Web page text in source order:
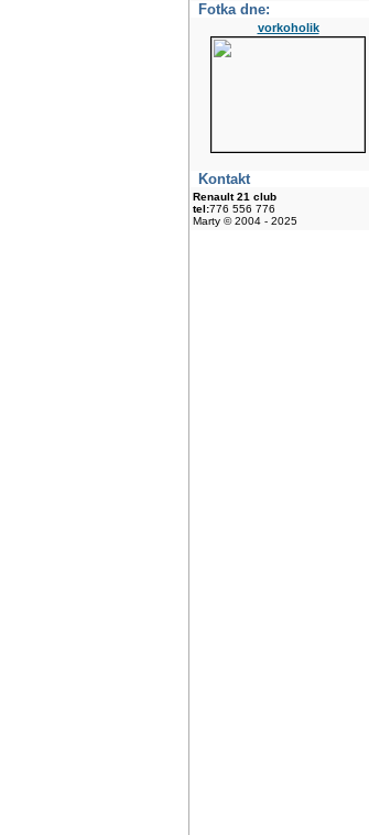
Fotka dne:
vorkoholik
Kontakt
Renault 21 club
tel:776 556 776
Marty © 2004 - 2025